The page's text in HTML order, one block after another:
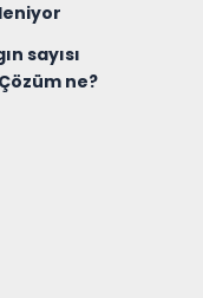
sayısı
ne?